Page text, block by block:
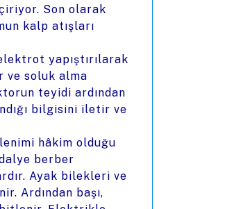
Son olarak
kalp atışları
yapıştırılarak
ve soluk alma
teyidi ardından
bilgisini iletir ve
hâkim olduğu
berber
Ayak bilekleri ve
Ardından başı,